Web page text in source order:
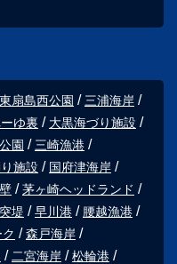
東扇島西公園
三浦海岸
ゆ裏
大黒海づり施設
園
三崎漁港
施設
国府津海岸
茅ヶ崎ヘッドランド
堤 早川港
腰越漁港
森戸海岸
二宮海岸
松輪港